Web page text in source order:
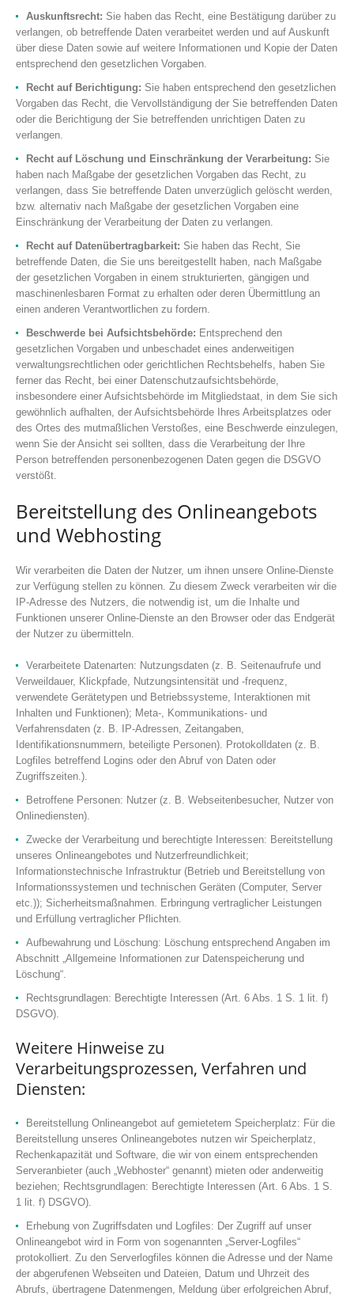
Auskunftsrecht: Sie haben das Recht, eine Bestätigung darüber zu
verlangen, ob betreffende Daten verarbeitet werden und auf Auskunft
über diese Daten sowie auf weitere Informationen und Kopie der Daten
entsprechend den gesetzlichen Vorgaben.
Recht auf Berichtigung: Sie haben entsprechend den gesetzlichen
Vorgaben das Recht, die Vervollständigung der Sie betreffenden Daten
oder die Berichtigung der Sie betreffenden unrichtigen Daten zu
verlangen.
Recht auf Löschung und Einschränkung der Verarbeitung: Sie
haben nach Maßgabe der gesetzlichen Vorgaben das Recht, zu
verlangen, dass Sie betreffende Daten unverzüglich gelöscht werden,
bzw. alternativ nach Maßgabe der gesetzlichen Vorgaben eine
Einschränkung der Verarbeitung der Daten zu verlangen.
Recht auf Datenübertragbarkeit: Sie haben das Recht, Sie
betreffende Daten, die Sie uns bereitgestellt haben, nach Maßgabe
der gesetzlichen Vorgaben in einem strukturierten, gängigen und
maschinenlesbaren Format zu erhalten oder deren Übermittlung an
einen anderen Verantwortlichen zu fordern.
Beschwerde bei Aufsichtsbehörde: Entsprechend den
gesetzlichen Vorgaben und unbeschadet eines anderweitigen
verwaltungsrechtlichen oder gerichtlichen Rechtsbehelfs, haben Sie
ferner das Recht, bei einer Datenschutzaufsichtsbehörde,
insbesondere einer Aufsichtsbehörde im Mitgliedstaat, in dem Sie sich
gewöhnlich aufhalten, der Aufsichtsbehörde Ihres Arbeitsplatzes oder
des Ortes des mutmaßlichen Verstoßes, eine Beschwerde einzulegen,
wenn Sie der Ansicht sei sollten, dass die Verarbeitung der Ihre
Person betreffenden personenbezogenen Daten gegen die DSGVO
verstößt.
Bereitstellung des Onlineangebots
und Webhosting
Wir verarbeiten die Daten der Nutzer, um ihnen unsere Online-Dienste
zur Verfügung stellen zu können. Zu diesem Zweck verarbeiten wir die
IP-Adresse des Nutzers, die notwendig ist, um die Inhalte und
Funktionen unserer Online-Dienste an den Browser oder das Endgerät
der Nutzer zu übermitteln.
Verarbeitete Datenarten: Nutzungsdaten (z. B. Seitenaufrufe und
Verweildauer, Klickpfade, Nutzungsintensität und -frequenz,
verwendete Gerätetypen und Betriebssysteme, Interaktionen mit
Inhalten und Funktionen); Meta-, Kommunikations- und
Verfahrensdaten (z. B. IP-Adressen, Zeitangaben,
Identifikationsnummern, beteiligte Personen). Protokolldaten (z. B.
Logfiles betreffend Logins oder den Abruf von Daten oder
Zugriffszeiten.).
Betroffene Personen: Nutzer (z. B. Webseitenbesucher, Nutzer von
Onlinediensten).
Zwecke der Verarbeitung und berechtigte Interessen: Bereitstellung
unseres Onlineangebotes und Nutzerfreundlichkeit;
Informationstechnische Infrastruktur (Betrieb und Bereitstellung von
Informationssystemen und technischen Geräten (Computer, Server
etc.)); Sicherheitsmaßnahmen. Erbringung vertraglicher Leistungen
und Erfüllung vertraglicher Pflichten.
Aufbewahrung und Löschung: Löschung entsprechend Angaben im
Abschnitt „Allgemeine Informationen zur Datenspeicherung und
Löschung“.
Rechtsgrundlagen: Berechtigte Interessen (Art. 6 Abs. 1 S. 1 lit. f)
DSGVO).
Weitere Hinweise zu
Verarbeitungsprozessen, Verfahren und
Diensten:
Bereitstellung Onlineangebot auf gemietetem Speicherplatz: Für die
Bereitstellung unseres Onlineangebotes nutzen wir Speicherplatz,
Rechenkapazität und Software, die wir von einem entsprechenden
Serveranbieter (auch „Webhoster“ genannt) mieten oder anderweitig
beziehen; Rechtsgrundlagen: Berechtigte Interessen (Art. 6 Abs. 1 S.
1 lit. f) DSGVO).
Erhebung von Zugriffsdaten und Logfiles: Der Zugriff auf unser
Onlineangebot wird in Form von sogenannten „Server-Logfiles“
protokolliert. Zu den Serverlogfiles können die Adresse und der Name
der abgerufenen Webseiten und Dateien, Datum und Uhrzeit des
Abrufs, übertragene Datenmengen, Meldung über erfolgreichen Abruf,